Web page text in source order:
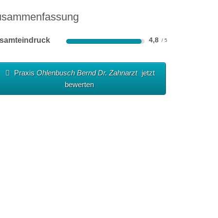
4,8
Praxis Ohlenbusch Bernd Dr. Zahnarzt jetzt
bewerten